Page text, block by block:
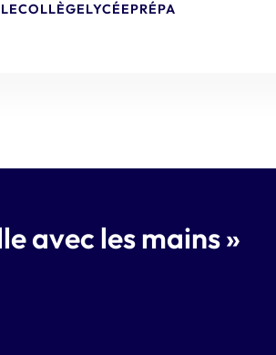
COLLÈGELYCÉEPRÉPA
avec les mains »